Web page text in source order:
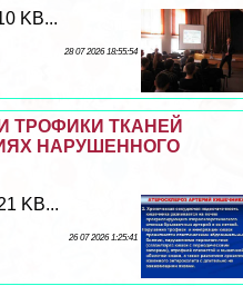
KB...
28 07 2026 18:55:54
ТРОФИКИ ТКАНЕЙ
НАРУШЕННОГО
KB...
26 07 2026 1:25:41